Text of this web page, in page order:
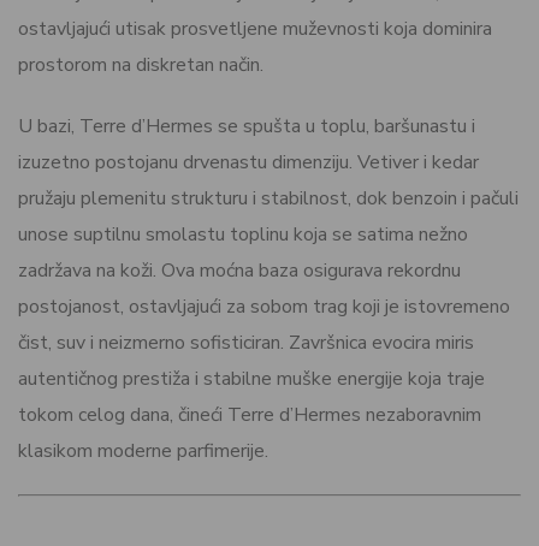
ostavljajući utisak prosvetljene muževnosti koja dominira
prostorom na diskretan način.
U bazi, Terre d’Hermes se spušta u toplu, baršunastu i
izuzetno postojanu drvenastu dimenziju. Vetiver i kedar
pružaju plemenitu strukturu i stabilnost, dok benzoin i pačuli
unose suptilnu smolastu toplinu koja se satima nežno
zadržava na koži. Ova moćna baza osigurava rekordnu
postojanost, ostavljajući za sobom trag koji je istovremeno
čist, suv i neizmerno sofisticiran. Završnica evocira miris
autentičnog prestiža i stabilne muške energije koja traje
tokom celog dana, čineći Terre d’Hermes nezaboravnim
klasikom moderne parfimerije.